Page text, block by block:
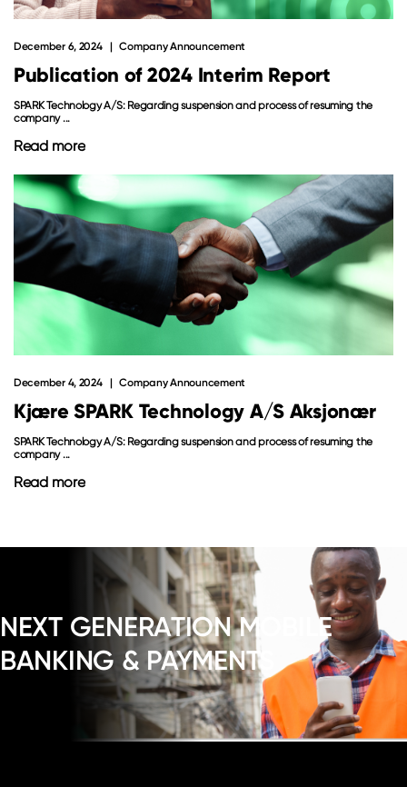
Publication of 2024 Interim Report
December 6, 2024 Company Announcement
SPARK Technology A/S: Regarding suspension and process of resuming the
company ...
Read more
Kjære SPARK Technology A/S Aksjonær
December 4, 2024 Company Announcement
SPARK Technology A/S: Regarding suspension and process of resuming the
company ...
Read more
NEXT GENERATION MOBILE
BANKING & PAYMENTS